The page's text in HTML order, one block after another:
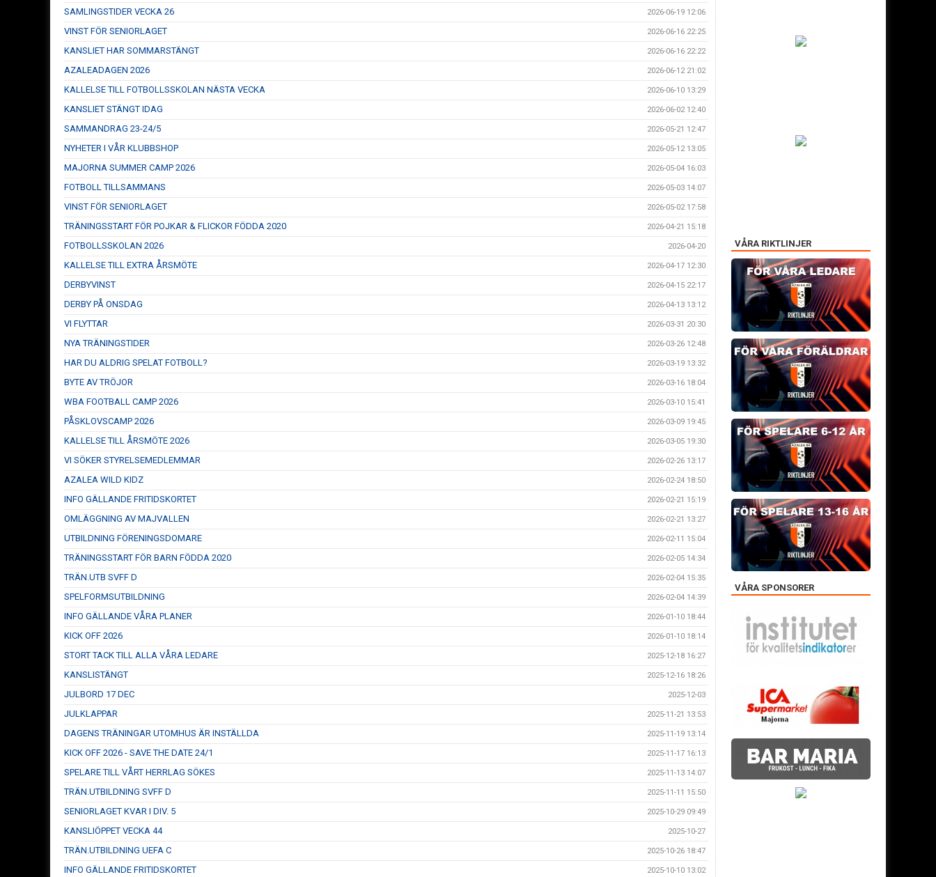
SAMLINGSTIDER VECKA 26 2026-06-19 12:06
VINST FÖR SENIORLAGET 2026-06-16 22:25
KANSLIET HAR SOMMARSTÄNGT 2026-06-16 22:22
AZALEADAGEN 2026 2026-06-12 21:02
KALLELSE TILL FOTBOLLSSKOLAN NÄSTA VECKA 2026-06-10 13:29
KANSLIET STÄNGT IDAG 2026-06-02 12:40
SAMMANDRAG 23-24/5 2026-05-21 12:47
NYHETER I VÅR KLUBBSHOP 2026-05-12 13:05
MAJORNA SUMMER CAMP 2026 2026-05-04 16:03
FOTBOLL TILLSAMMANS 2026-05-03 14:07
VINST FÖR SENIORLAGET 2026-05-02 17:58
TRÄNINGSSTART FÖR POJKAR & FLICKOR FÖDDA 2020 2026-04-21 15:18
FOTBOLLSSKOLAN 2026 2026-04-20
KALLELSE TILL EXTRA ÅRSMÖTE 2026-04-17 12:30
DERBYVINST 2026-04-15 22:17
DERBY PÅ ONSDAG 2026-04-13 13:12
VI FLYTTAR 2026-03-31 20:30
NYA TRÄNINGSTIDER 2026-03-26 12:48
HAR DU ALDRIG SPELAT FOTBOLL? 2026-03-19 13:32
BYTE AV TRÖJOR 2026-03-16 18:04
WBA FOOTBALL CAMP 2026 2026-03-10 15:41
PÅSKLOVSCAMP 2026 2026-03-09 19:45
KALLELSE TILL ÅRSMÖTE 2026 2026-03-05 19:30
VI SÖKER STYRELSEMEDLEMMAR 2026-02-26 13:17
AZALEA WILD KIDZ 2026-02-24 18:50
INFO GÄLLANDE FRITIDSKORTET 2026-02-21 15:19
OMLÄGGNING AV MAJVALLEN 2026-02-21 13:27
UTBILDNING FÖRENINGSDOMARE 2026-02-11 15:04
TRÄNINGSSTART FÖR BARN FÖDDA 2020 2026-02-05 14:34
TRÄN.UTB SVFF D 2026-02-04 15:35
SPELFORMSUTBILDNING 2026-02-04 14:39
INFO GÄLLANDE VÅRA PLANER 2026-01-10 18:44
KICK OFF 2026 2026-01-10 18:14
STORT TACK TILL ALLA VÅRA LEDARE 2025-12-18 16:27
KANSLISTÄNGT 2025-12-16 18:26
JULBORD 17 DEC 2025-12-03
JULKLAPPAR 2025-11-21 13:53
DAGENS TRÄNINGAR UTOMHUS ÄR INSTÄLLDA 2025-11-19 13:14
KICK OFF 2026 - SAVE THE DATE 24/1 2025-11-17 16:13
SPELARE TILL VÅRT HERRLAG SÖKES 2025-11-13 14:07
TRÄN.UTBILDNING SVFF D 2025-11-11 15:50
SENIORLAGET KVAR I DIV. 5 2025-10-29 09:49
KANSLIÖPPET VECKA 44 2025-10-27
TRÄN.UTBILDNING UEFA C 2025-10-26 18:47
INFO GÄLLANDE FRITIDSKORTET 2025-10-10 13:02
VÅRA RIKTLINJER
VÅRA SPONSORER